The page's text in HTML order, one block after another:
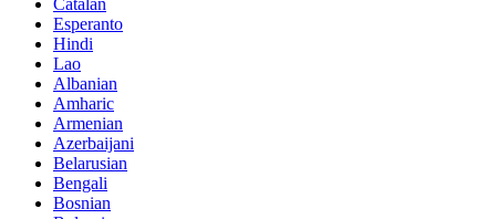
Esperanto
Hindi
Lao
Albanian
Amharic
Armenian
Azerbaijani
Belarusian
Bengali
Bosnian